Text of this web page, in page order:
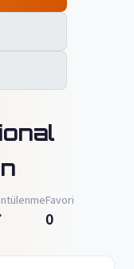
Favori
0